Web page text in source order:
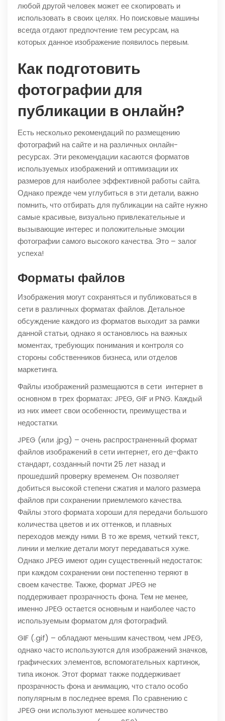
любой другой человек может ее скопировать и
использовать в своих целях. Но поисковые машины
всегда отдают предпочтение тем ресурсам, на
которых данное изображение появилось первым.
Как подготовить
фотографии для
публикации в онлайн?
Есть несколько рекомендаций по размещению
фотографий на сайте и на различных онлайн-
ресурсах. Эти рекомендации касаются форматов
используемых изображений и оптимизации их
размеров для наиболее эффективной работы сайта.
Однако прежде чем углубиться в эти детали, важно
помнить, что отбирать для публикации на сайте нужно
самые красивые, визуально привлекательные и
вызывающие интерес и положительные эмоции
фотографии самого высокого качества. Это – залог
успеха!
Форматы файлов
Изображения могут сохраняться и публиковаться в
сети в различных форматах файлов. Детальное
обсуждение каждого из форматов выходит за рамки
данной статьи, однако я остановлюсь на важных
моментах, требующих понимания и контроля со
стороны собственников бизнеса, или отделов
маркетинга.
Файлы изображений размещаются в сети интернет в
основном в трех форматах: JPEG, GIF и PNG. Каждый
из них имеет свои особенности, преимущества и
недостатки.
JPEG (или .jpg) – очень распространенный формат
файлов изображений в сети интернет, его де-факто
стандарт, созданный почти 25 лет назад и
прошедший проверку временем. Он позволяет
добиться высокой степени сжатия и малого размера
файлов при сохранении приемлемого качества.
Файлы этого формата хороши для передачи большого
количества цветов и их оттенков, и плавных
переходов между ними. В то же время, четкий текст,
линии и мелкие детали могут передаваться хуже.
Однако JPEG имеют один существенный недостаток:
при каждом сохранении они постепенно теряют в
своем качестве. Также, формат JPEG не
поддерживает прозрачность фона. Тем не менее,
именно JPEG остается основным и наиболее часто
используемым форматом для фотографий.
GIF (.gif) – обладают меньшим качеством, чем JPEG,
однако часто используются для изображений значков,
графических элементов, вспомогательных картинок,
типа иконок. Этот формат также поддерживает
прозрачность фона и анимацию, что стало особо
популярным в последнее время. По сравнению с
JPEG они используют меньшее количество